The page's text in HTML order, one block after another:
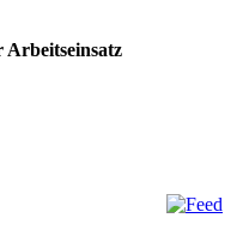
Arbeitseinsatz